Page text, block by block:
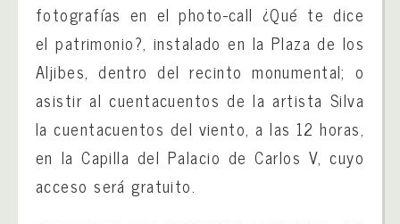
fotografías en el photo-call ¿Qué te dice
el patrimonio?, instalado en la Plaza de los
Aljibes, dentro del recinto monumental; o
asistir al cuentacuentos de la artista Silva
la cuentacuentos del viento, a las 12 horas,
en la Capilla del Palacio de Carlos V, cuyo
acceso será gratuito.